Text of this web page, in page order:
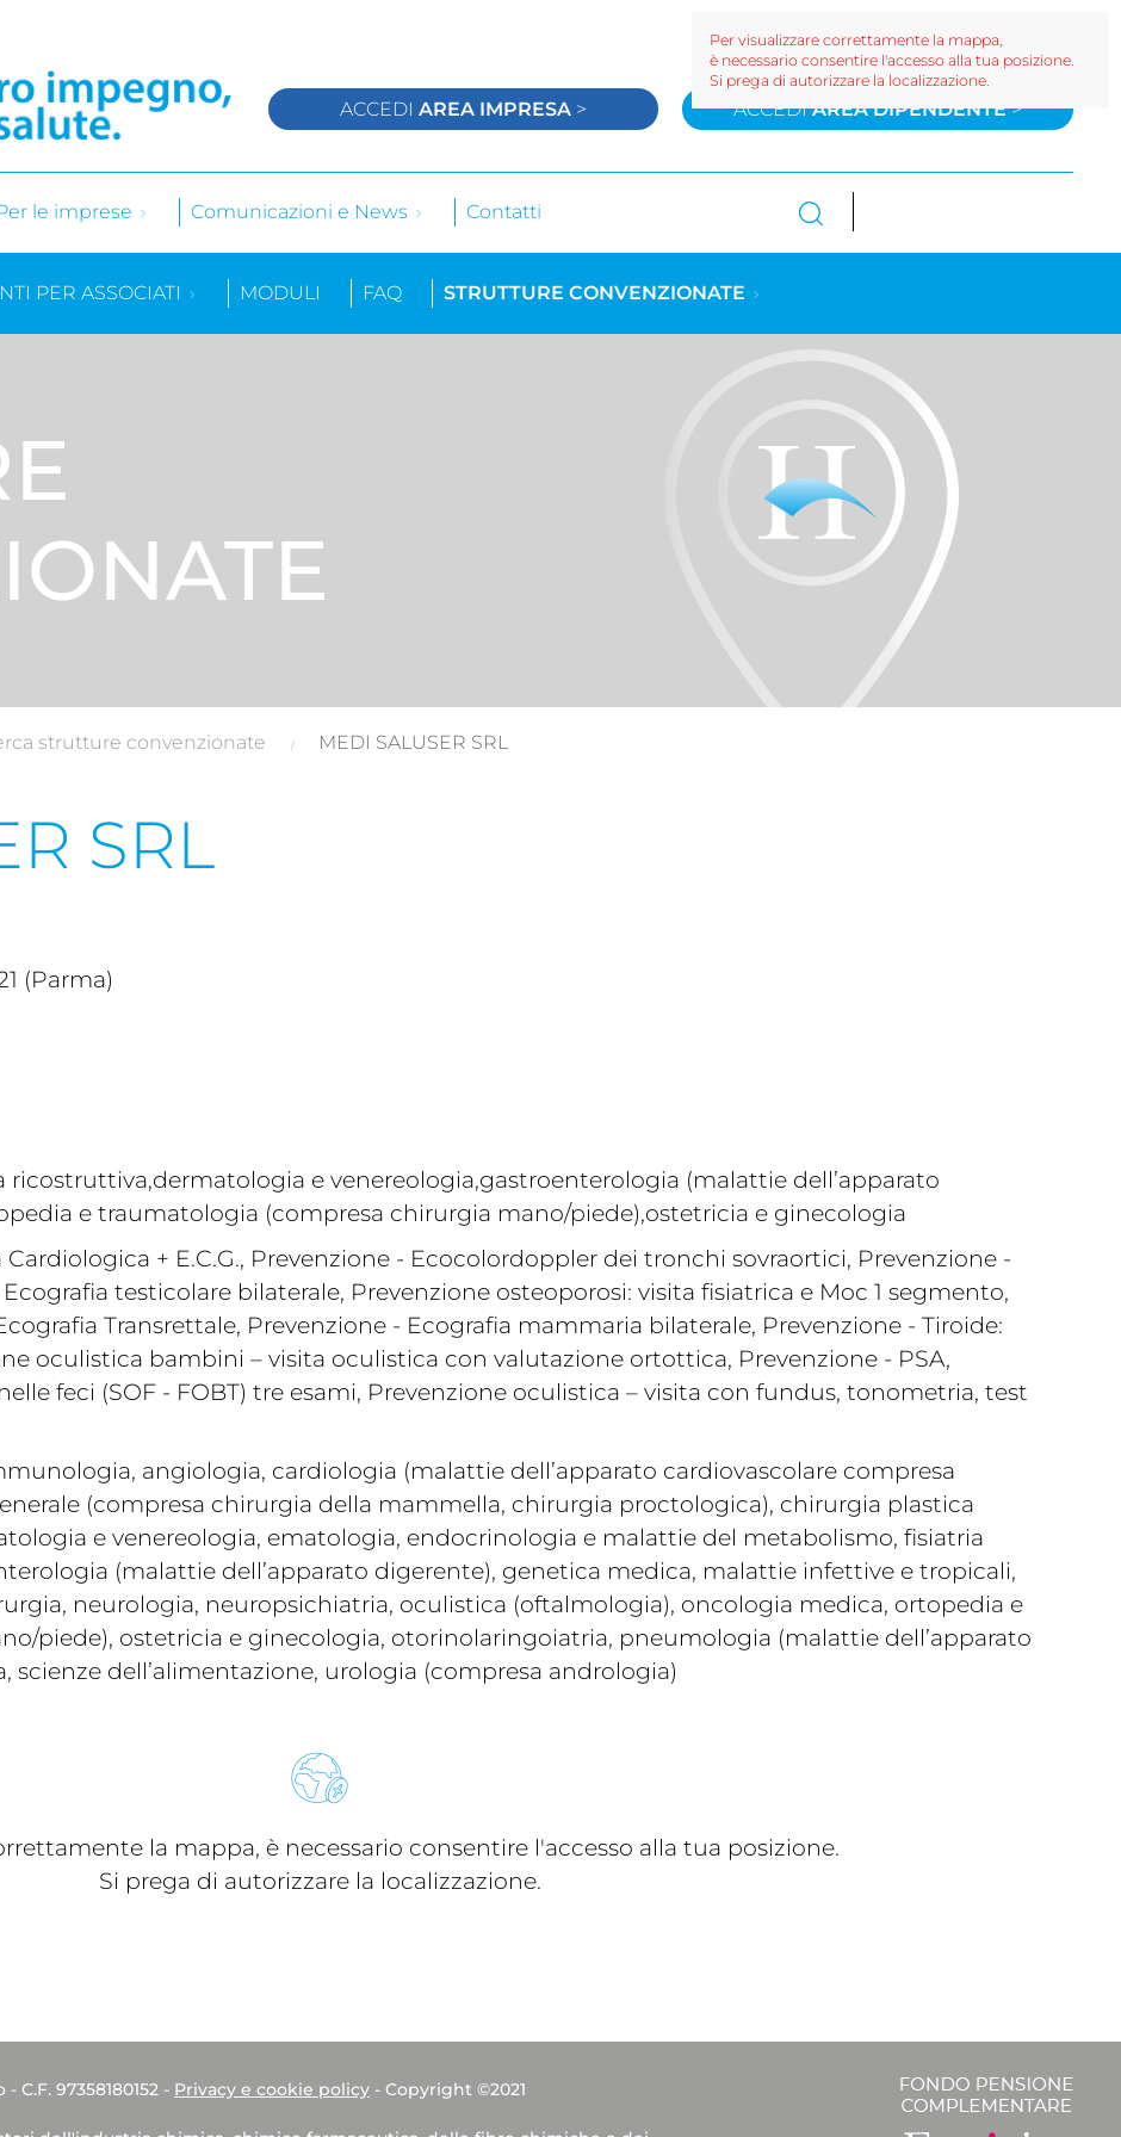
ACCEDIAREA IMPRESA > ACCEDIAREA DIPENDENTE>
le imprese Comunicazioni e News Contatti
PER ASSOCIATI MODULI FAQ STRUTTURE CONVENZIONATE
strutture convenzionate MEDI SALUSER SRL
SRL
(Parma)
ricostruttiva,dermatologia e venereologia,gastroenterologia (malattie dell’apparato
e traumatologia (compresa chirurgia mano/piede),ostetricia e ginecologia
Cardiologica + E.C.G., Prevenzione - Ecocolordoppler dei tronchi sovraortici, Prevenzione -
testicolare bilaterale, Prevenzione osteoporosi: visita fisiatrica e Moc 1 segmento,
Transrettale, Prevenzione - Ecografia mammaria bilaterale, Prevenzione - Tiroide:
oculistica bambini – visita oculistica con valutazione ortottica, Prevenzione - PSA,
feci (SOF - FOBT) tre esami, Prevenzione oculistica – visita con fundus, tonometria, test
angiologia, cardiologia (malattie dell’apparato cardiovascolare compresa
(compresa chirurgia della mammella, chirurgia proctologica), chirurgia plastica
e venereologia, ematologia, endocrinologia e malattie del metabolismo, fisiatria
(malattie dell’apparato digerente), genetica medica, malattie infettive e tropicali,
neurologia, neuropsichiatria, oculistica (oftalmologia), oncologia medica, ortopedia e
piede), ostetricia e ginecologia, otorinolaringoiatria, pneumologia (malattie dell’apparato
scienze dell’alimentazione, urologia (compresa andrologia)
la mappa, è necessario consentire l'accesso alla tua posizione.
Si prega di autorizzare la localizzazione.
C.F. 97358180152 - Privacy e cookie policy - Copyright ©2021
Per visualizzare correttamente la mappa,
è necessario consentire l'accesso alla tua posizione.
Si prega di autorizzare la localizzazione.